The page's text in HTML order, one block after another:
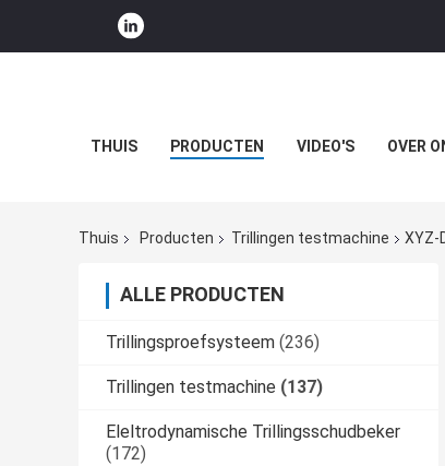
THUIS PRODUCTEN VIDEO'S OVER
Thuis Producten Trillingen testmachine XYZ-
ALLE PRODUCTEN
Trillingsproefsysteem (236)
Trillingen testmachine (137)
Eleltrodynamische Trillingsschudbeker
(172)